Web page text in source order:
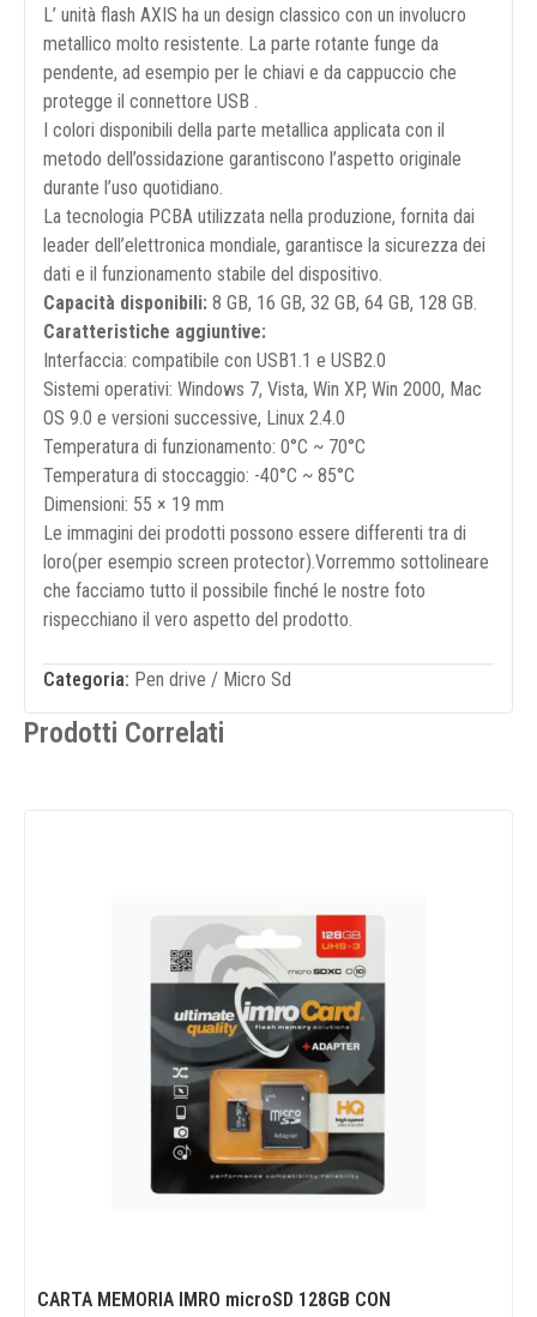
L’ unità flash AXIS ha un design classico con un involucro
metallico molto resistente. La parte rotante funge da
pendente, ad esempio per le chiavi e da cappuccio che
protegge il connettore USB .
I colori disponibili della parte metallica applicata con il
metodo dell’ossidazione garantiscono l’aspetto originale
durante l’uso quotidiano.
La tecnologia PCBA utilizzata nella produzione, fornita dai
leader dell’elettronica mondiale, garantisce la sicurezza dei
dati e il funzionamento stabile del dispositivo.
Capacità disponibili: 8 GB, 16 GB, 32 GB, 64 GB, 128 GB.
Caratteristiche aggiuntive:
Interfaccia: compatibile con USB1.1 e USB2.0
Sistemi operativi: Windows 7, Vista, Win XP, Win 2000, Mac
OS 9.0 e versioni successive, Linux 2.4.0
Temperatura di funzionamento: 0°C ~ 70°C
Temperatura di stoccaggio: -40°C ~ 85°C
Dimensioni: 55 × 19 mm
Le immagini dei prodotti possono essere differenti tra di
loro(per esempio screen protector).Vorremmo sottolineare
che facciamo tutto il possibile finché le nostre foto
rispecchiano il vero aspetto del prodotto.
Categoria: Pen drive / Micro Sd
Prodotti Correlati
CARTA MEMORIA IMRO microSD 128GB CON